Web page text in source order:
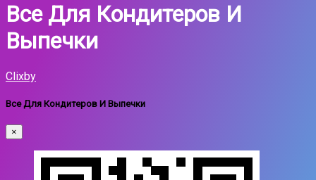
Все Для Кондитеров И
Выпечки
Clixby
Все Для Кондитеров И Выпечки
×